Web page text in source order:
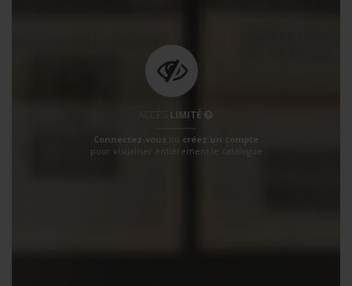
LIMITÉ
Connectez-vous ou créez un compte
pour visualiser entièrement le catalogue